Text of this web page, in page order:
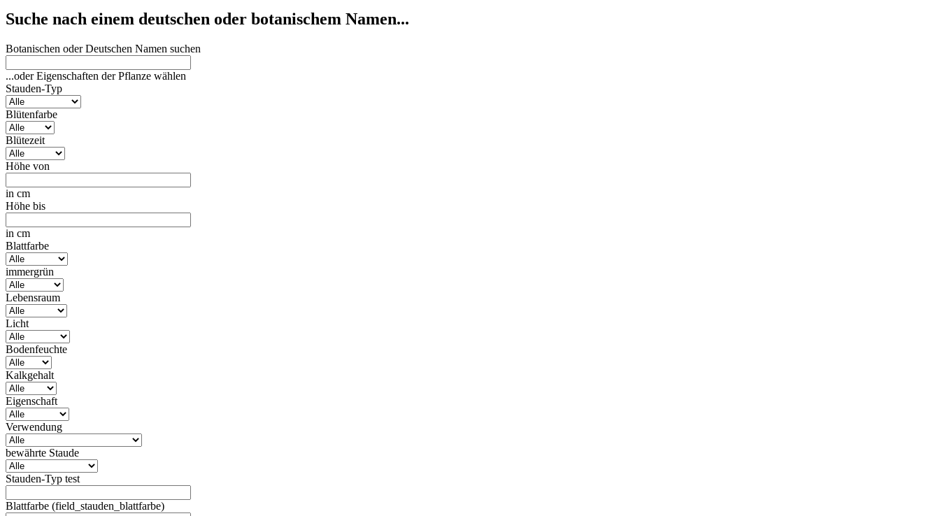
Suche nach einem deutschen oder botanischem Namen...
Botanischen oder Deutschen Namen suchen
...oder Eigenschaften der Pflanze wählen
Stauden-Typ
Blütenfarbe
Blütezeit
Höhe von
in cm
Höhe bis
in cm
Blattfarbe
immergrün
Lebensraum
Licht
Bodenfeuchte
Kalkgehalt
Eigenschaft
Verwendung
bewährte Staude
Stauden-Typ test
Blattfarbe (field_stauden_blattfarbe)